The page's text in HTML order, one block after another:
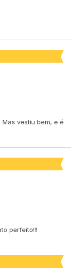
vestiu bem, e é
perfeito!!!